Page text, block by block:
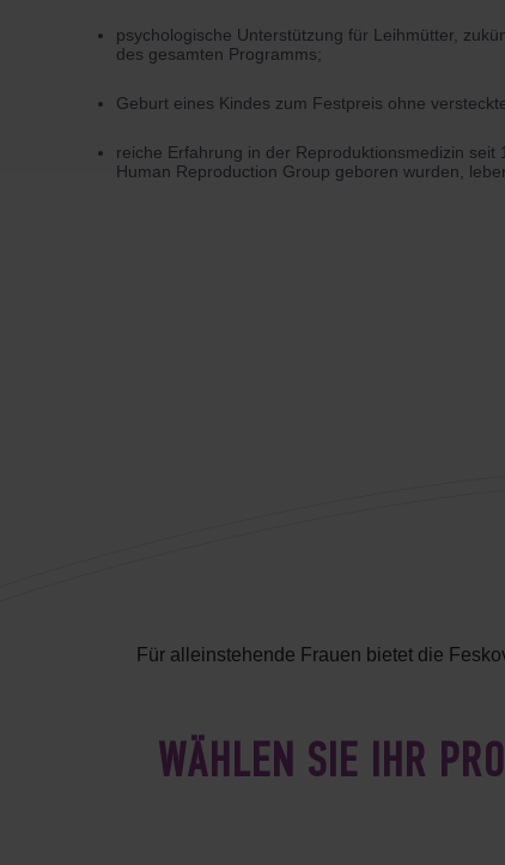
psychologische Unterstützung für Leihmütter,
des gesamten Programms;
Geburt eines Kindes zum Festpreis ohne
reiche Erfahrung in der Reproduktionsmedizin seit
Human Reproduction Group geboren wurden,
Für alleinstehende Frauen bietet die
WÄHLEN SIE IHR